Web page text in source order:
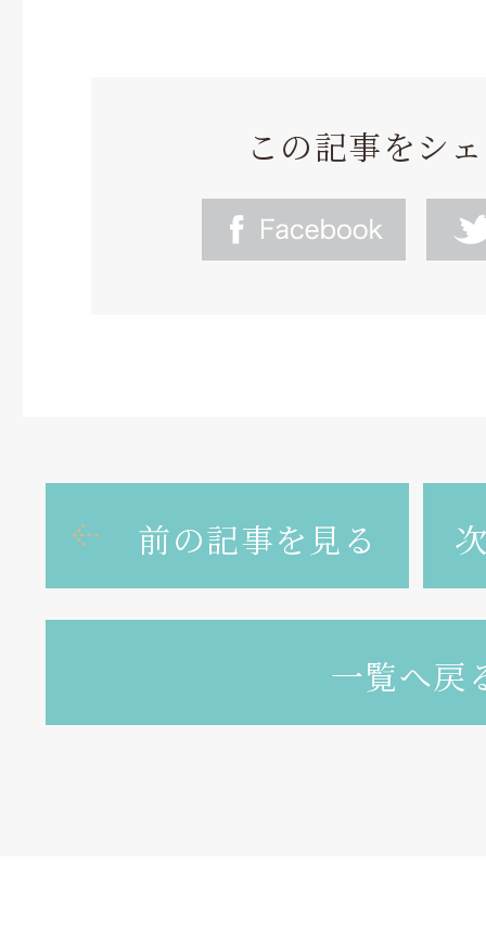
この記事をシ
前の記事を見る
一覧へ戻